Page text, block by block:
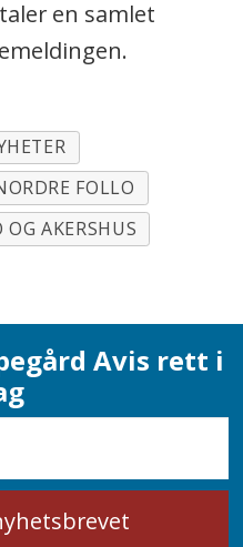
en samlet
FOLLO
OG AKERSHUS
Avis rett i